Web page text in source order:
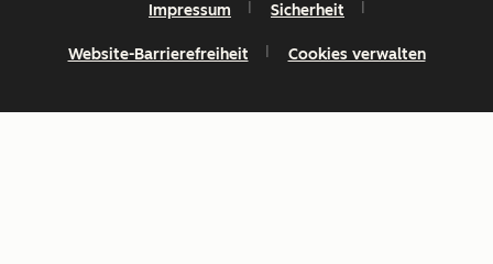
Impressum Sicherheit
Website-Barrierefreiheit Cookies verwalten